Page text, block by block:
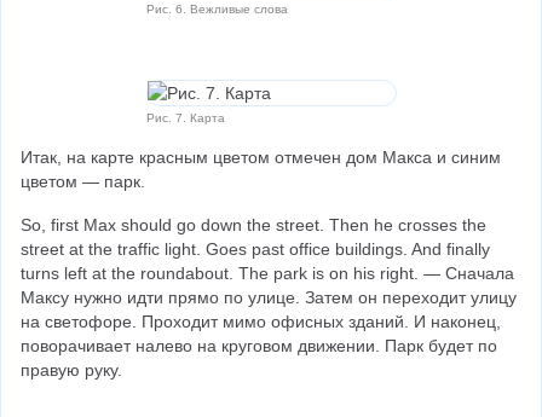
Рис. 6. Вежливые слова
Рис. 7. Карта
Итак, на карте красным цветом отмечен дом Макса и синим
цветом — парк.
So, first Max should go down the street. Then he crosses the
street at the traffic light. Goes past office buildings. And finally
turns left at the roundabout. The park is on his right. — Сначала
Максу нужно идти прямо по улице. Затем он переходит улицу
на светофоре. Проходит мимо офисных зданий. И наконец,
поворачивает налево на круговом движении. Парк будет по
правую руку.